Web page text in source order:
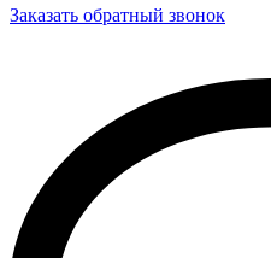
Заказать обратный звонок